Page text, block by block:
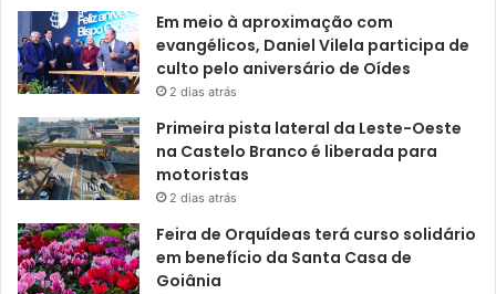
Em meio à aproximação com
evangélicos, Daniel Vilela participa de
culto pelo aniversário de Oídes
2 dias atrás
Primeira pista lateral da Leste-Oeste
na Castelo Branco é liberada para
motoristas
2 dias atrás
Feira de Orquídeas terá curso solidário
em benefício da Santa Casa de
Goiânia